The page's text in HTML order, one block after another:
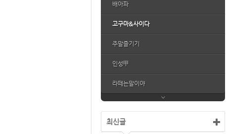
배아파
고구마&사이다
주말즐기기
인성甲
라떼는말이야
최신글